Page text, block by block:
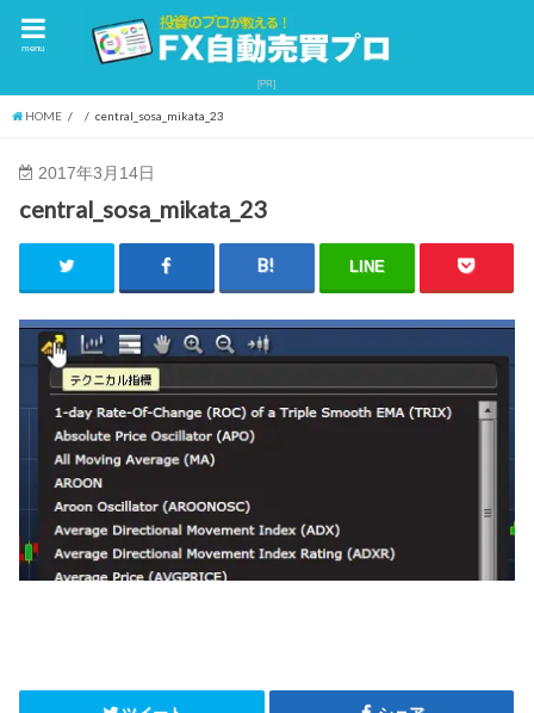
menu
HOME central_sosa_mikata_23
2017年3月14日
central_sosa_mikata_23
LINE